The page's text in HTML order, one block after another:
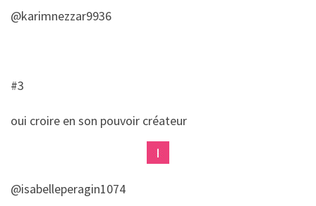
@karimnezzar9936
#3
​oui croire en son pouvoir créateur
@isabelleperagin1074